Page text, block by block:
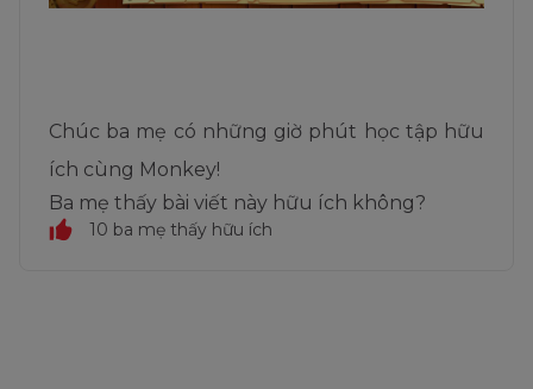
Chúc ba mẹ có những giờ phút học tập hữu
ích cùng Monkey!
Ba mẹ thấy bài viết này hữu ích không?
10 ba mẹ thấy hữu ích